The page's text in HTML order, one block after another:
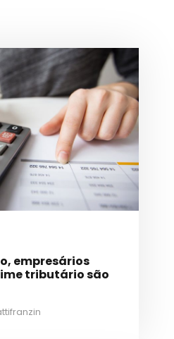
empresários
tributário são